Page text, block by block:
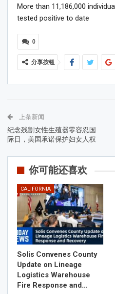
More than 11,186,000
tested positive to date
0
分享按钮
上条新闻
纪念残割女性生殖器零容忍国
际日，美国承诺保护妇女人权
你可能还喜欢
CALIFORNIA
Solis Convenes County
Update on Lineage
Logistics Warehouse
Fire Response and…